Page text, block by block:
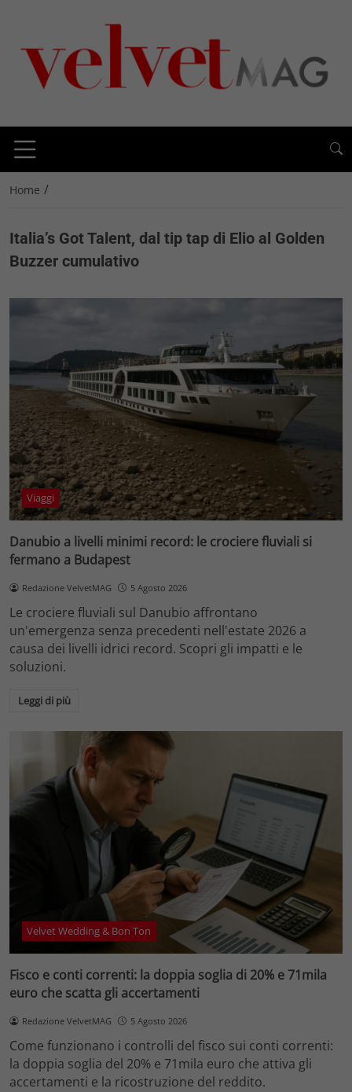
Home /
Italia’s Got Talent, dal tip tap di Elio al Golden
Buzzer cumulativo
Viaggi
Danubio a livelli minimi record: le crociere fluviali si
fermano a Budapest
Redazione VelvetMAG 5 Agosto 2026
Le crociere fluviali sul Danubio affrontano
un'emergenza senza precedenti nell'estate 2026 a
causa dei livelli idrici record. Scopri gli impatti e le
soluzioni.
Leggi di più
Velvet Wedding & Bon Ton
Fisco e conti correnti: la doppia soglia di 20% e 71mila
euro che scatta gli accertamenti
Redazione VelvetMAG 5 Agosto 2026
Come funzionano i controlli del fisco sui conti correnti:
la doppia soglia del 20% e 71mila euro che attiva gli
accertamenti e la ricostruzione del reddito.